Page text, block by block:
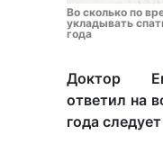
Во сколько по
укладывать
года
Доктор
ответил на
года